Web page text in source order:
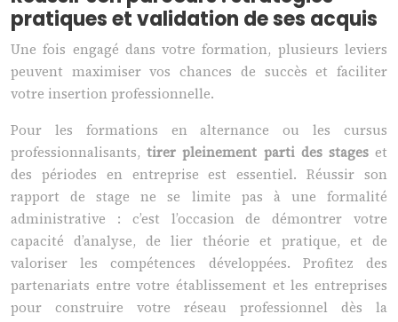
pratiques et validation de ses acquis
Une fois engagé dans votre formation, plusieurs leviers
peuvent maximiser vos chances de succès et faciliter
votre insertion professionnelle.
Pour les formations en alternance ou les cursus
professionnalisants,tirer pleinement parti des stageset
des périodes en entreprise est essentiel. Réussir son
rapport de stage ne se limite pas à une formalité
administrative : c’est l’occasion de démontrer votre
capacité d’analyse, de lier théorie et pratique, et de
valoriser les compétences développées. Profitez des
partenariats entre votre établissement et les entreprises
pour construire votre réseau professionnel dès la